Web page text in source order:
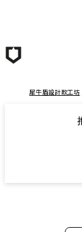
犀牛盾設計款工坊